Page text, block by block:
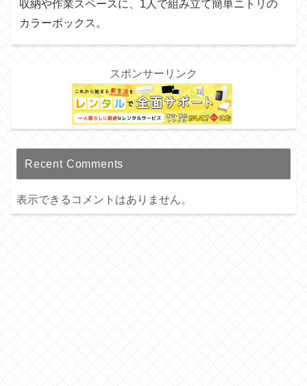
収納や作業スペースに、1人で組み立て簡単ニトリの
カラーボックス。
スポンサーリンク
Recent Comments
表示できるコメントはありません。